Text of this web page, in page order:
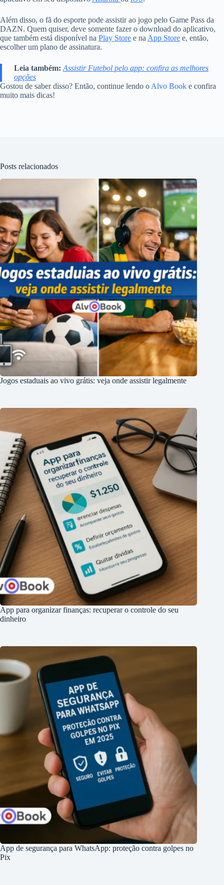
Além disso, o fã do esporte pode assistir ao jogo pelo Game Pass da
DAZN. Quem quiser, deve somente fazer o download do aplicativo,
que também está disponível na Play Store e na App Store e, então,
escolher um plano de assinatura.
Leia também: Assistir Futebol pelo app: confira as melhores
opções
Gostou de saber disso? Então, continue lendo o Alvo Book e confira
muito mais dicas!
Posts relacionados
Jogos estaduais ao vivo grátis: veja onde assistir legalmente
App para organizar finanças: recuperar o controle do seu
dinheiro
App de segurança para WhatsApp: proteção contra golpes no
Pix